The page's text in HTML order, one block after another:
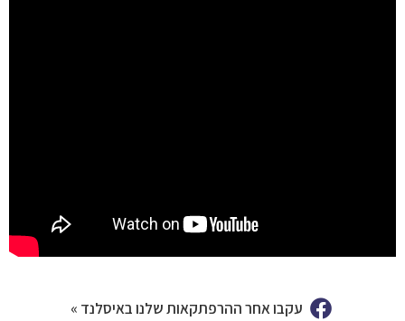
עקבו אחר ההרפתקאות שלנו באיסלנד »